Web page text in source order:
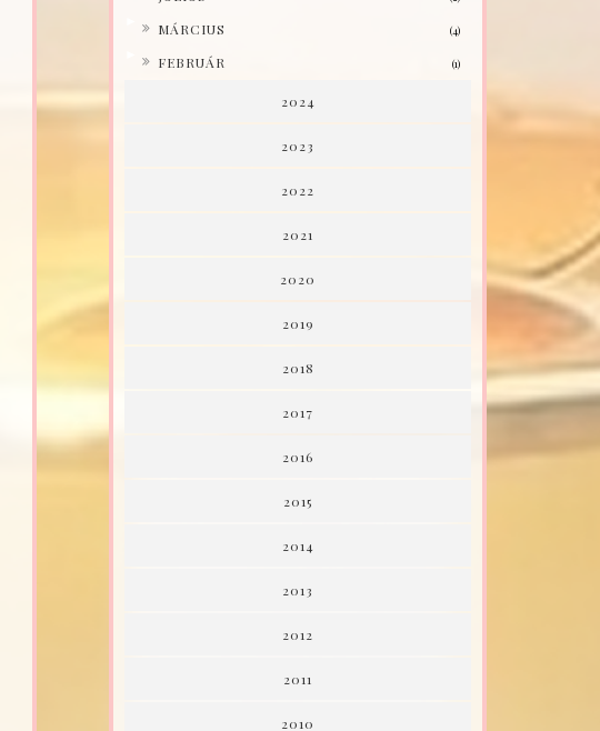
MÁRCIUS (4)
FEBRUÁR (1)
2024
2023
2022
2021
2020
2019
2018
2017
2016
2015
2014
2013
2012
2011
2010